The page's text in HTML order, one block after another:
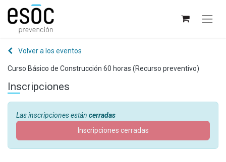
Volver a los eventos
Curso Básico de Construcción 60 horas (Recurso preventivo)
Inscripciones
Las inscripciones están cerradas
Inscripciones cerradas